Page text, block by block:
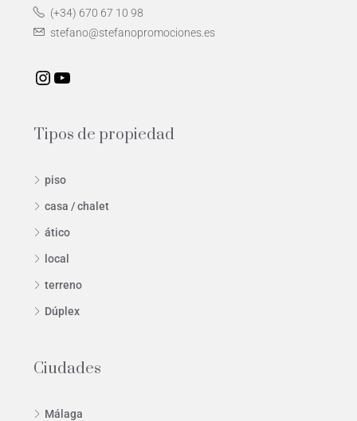
(+34) 670 67 10 98
stefano@stefanopromociones.es
Tipos de propiedad
piso
casa / chalet
ático
local
terreno
Dúplex
Ciudades
Málaga